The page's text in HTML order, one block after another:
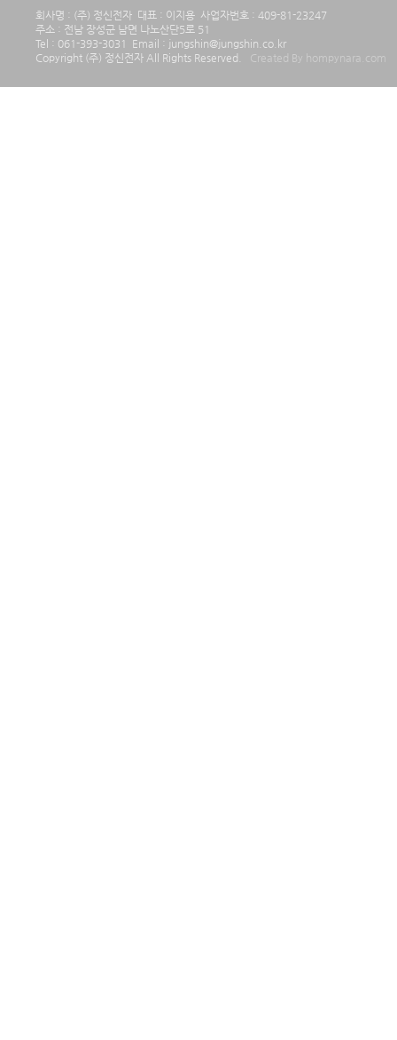
회사명 : (주) 정신전자 대표 : 이지용 사업자번호 : 409-81-23247
주소 : 전남 장성군 남면 나노산단5로 51
Tel : 061-393-3031 Email : jungshin@jungshin.co.kr
Copyright (주) 정신전자 All Rights Reserved. Created By hompynara.com